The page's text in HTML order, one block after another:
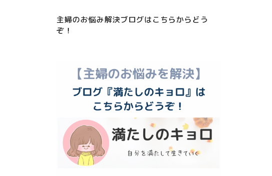
主婦のお悩み解決ブログはこちらからどう
ぞ！